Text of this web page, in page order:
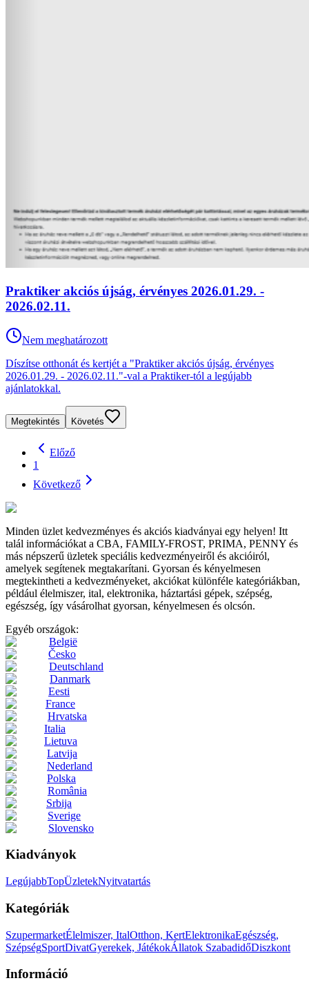
Praktiker akciós újság, érvényes 2026.01.29. -
2026.02.11.
Nem meghatározott
Díszítse otthonát és kertjét a "Praktiker akciós újság, érvényes
2026.01.29. - 2026.02.11."-val a Praktiker-tól a legújabb
ajánlatokkal.
Megtekintés Követés
Előző
1
Következő
Minden üzlet kedvezményes és akciós kiadványai egy helyen! Itt
talál információkat a CBA, FAMILY-FROST, PRIMA, PENNY és
más népszerű üzletek speciális kedvezményeiről és akcióiról,
amelyek segítenek megtakarítani. Gyorsan és kényelmesen
megtekintheti a kedvezményeket, akciókat különféle kategóriákban,
például élelmiszer, ital, elektronika, háztartási gépek, szépség,
egészség, így vásárolhat gyorsan, kényelmesen és olcsón.
Egyéb országok:
België
Česko
Deutschland
Danmark
Eesti
France
Hrvatska
Italia
Lietuva
Latvija
Nederland
Polska
România
Srbija
Sverige
Slovensko
Kiadványok
LegújabbTopÜzletekNyitvatartás
Kategóriák
SzupermarketÉlelmiszer, ItalOtthon, KertElektronikaEgészség,
SzépségSportDivatGyerekek, JátékokÁllatok SzabadidőDiszkont
Információ